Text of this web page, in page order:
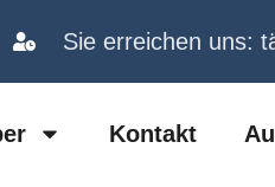
Sie erreichen uns:
Kontakt